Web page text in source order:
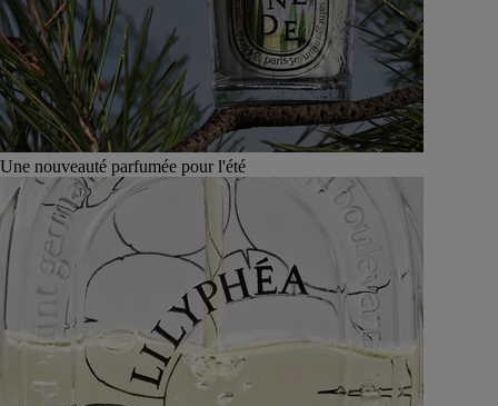
Une nouveauté parfumée pour l'été